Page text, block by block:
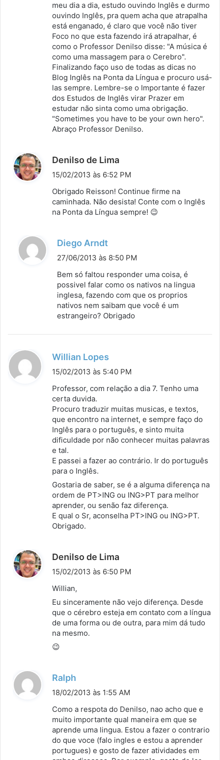
meu dia a dia, estudo ouvindo Inglês e durmo
ouvindo Inglês, pra quem acha que atrapalha
está enganado, é claro que você não tiver
Foco no que esta fazendo irá atrapalhar, é
como o Professor Denilso disse: "A música é
como uma massagem para o Cerebro".
Finalizando faço uso de todas as dicas no
Blog Inglês na Ponta da Língua e procuro usá-
las sempre. Lembre-se o Importante é fazer
dos Estudos de Inglês virar Prazer em
estudar não sinta como uma obrigação.
"Sometimes you have to be your own hero".
Abraço Professor Denilso.
Denilso de Lima
i
s
e
15/02/2013 às 6:52 PM
Obrigado Reisson! Continue firme na
caminhada. Não desista! Conte com o Inglês
na Ponta da Língua sempre! 😉
Diego Arndt
i
s
e
:
27/06/2013 às 8:50 PM
Bem só faltou responder uma coisa, é
possivel falar como os nativos na lingua
inglesa, fazendo com que os proprios
nativos nem saibam que você é um
estrangeiro? Obrigado
Willian Lopes
i
e
15/02/2013 às 5:40 PM
Professor, com relação a dia 7. Tenho uma
certa duvida.
Procuro traduzir muitas musicas, e textos,
que encontro na internet, e sempre faço do
Inglês para o português, e sinto muita
dificuldade por não conhecer muitas palavras
e tal.
E passei a fazer ao contrário. Ir do português
para o Inglês.
Gostaria de saber, se é a alguma diferença na
ordem de PT>ING ou ING>PT para melhor
aprender, ou senão faz diferença.
E qual o Sr, aconselha PT>ING ou ING>PT.
Obrigado.
Denilso de Lima
i
e
:
15/02/2013 às 6:50 PM
Willian,
Eu sinceramente não vejo diferença. Desde
que o cérebro esteja em contato com a língua
de uma forma ou de outra, para mim dá tudo
na mesmo.
😉
Ralph
i
s
e
18/02/2013 às 1:55 AM
Como a respota do Denilso, nao acho que e
muito importante qual maneira em que se
aprende uma lingua. Estou a fazer o contrario
do que voce (falo ingles e estou a aprender
portugues) e gosto de fazer atividades em